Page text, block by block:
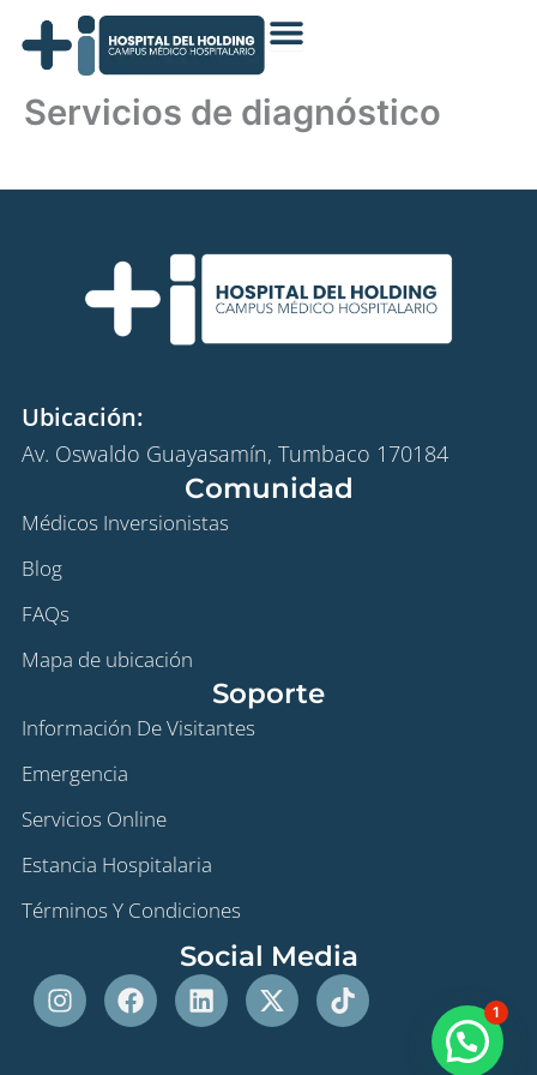
contenido
Servicios de diagnóstico
Ubicación:
Av. Oswaldo Guayasamín, Tumbaco 170184
Comunidad
Médicos Inversionistas
Blog
FAQs
Mapa de ubicación
Soporte
Información De Visitantes
Emergencia
Servicios Online
Estancia Hospitalaria
Términos Y Condiciones
Social Media
InstagramFacebook
Linkedin
X-
twitter
Tiktok
1